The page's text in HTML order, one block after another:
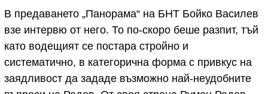
В предаването „Панорама“ на БНТ Бойко Василев
взе интервю от него. То по-скоро беше разпит, тъй
като водещият се постара стройно и
систематично, в категорична форма с привкус на
заядливост да зададе възможно най-неудобните